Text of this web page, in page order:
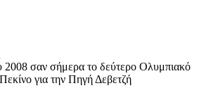
2008 σαν σήμερα το δεύτερο Ολυμπιακό
για την Πηγή Δεβετζή